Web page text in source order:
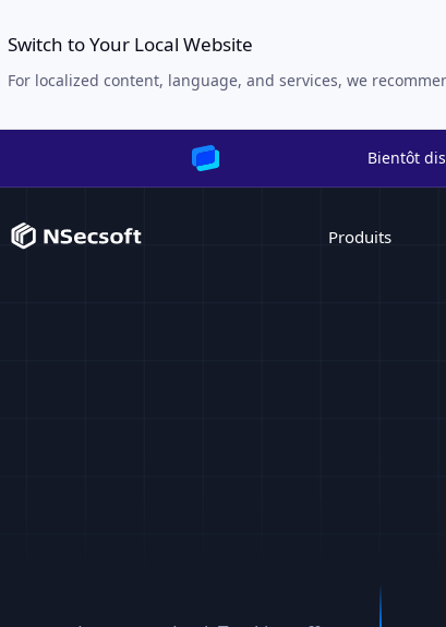
Switch to Your Local Website
For localized content, language, and services, we
Bientôt
Produits